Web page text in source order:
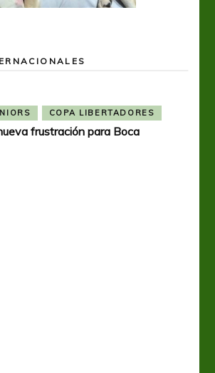
COPA LIBERTADORES
frustración para Boca